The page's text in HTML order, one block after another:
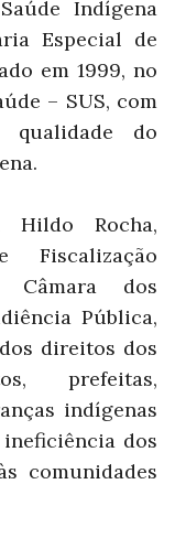
Indígena
Especial de
em 1999, no
– SUS, com
do
Hildo Rocha,
Fiscalização
dos
Pública,
direitos dos
prefeitas,
indígenas
dos
comunidades